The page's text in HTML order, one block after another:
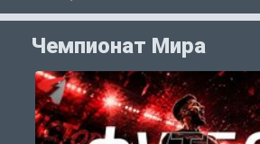
Чемпионат Мира